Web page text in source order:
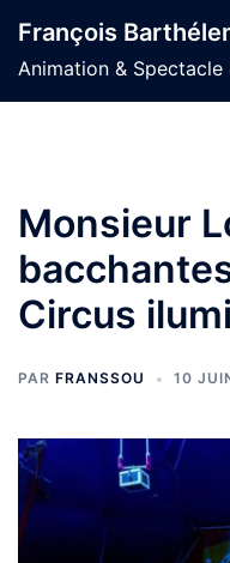
au
contenu
François
Animation & Spectacle
Monsieur
Circus
PAR FRANSSOU 10